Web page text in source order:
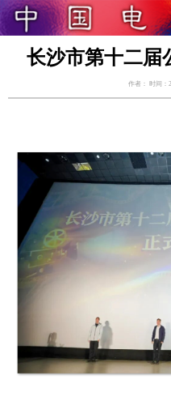
长沙市第十二届
作者： 时间：